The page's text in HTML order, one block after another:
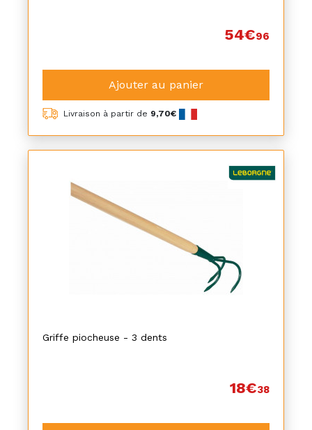
54€96
Ajouter au panier
Livraison à partir de 9,70€
Griffe piocheuse - 3 dents
18€38